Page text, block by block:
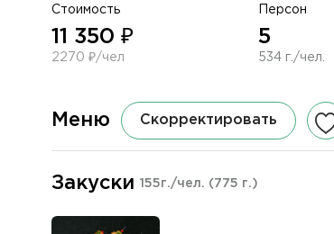
Стоимость
11 350 ₽
2270 ₽/чел
Персон
5
534 г./чел.
Меню Скорректировать
Закуски 155г./чел. (775 г.)